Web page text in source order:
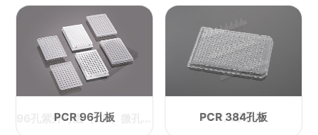
PCR八联排管
PCR 96孔板 PCR 384孔板
PCR封板膜 酶标板
96孔 深孔板 磁棒套
深孔板封板膜 微孔板